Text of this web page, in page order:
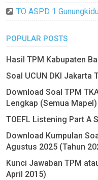
TO ASPD 1
POPULAR POSTS
Hasil TPM Kabupaten
Soal UCUN DKI Jakarta
Download Soal TPM
Lengkap (Semua Mapel)
TOEFL Listening Part A
Download Kumpulan
Agustus 2025 (Tahun
Kunci Jawaban TPM
April 2015)